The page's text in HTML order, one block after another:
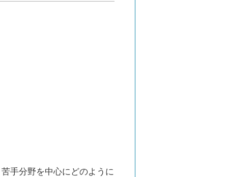
手分野を中心にどのように